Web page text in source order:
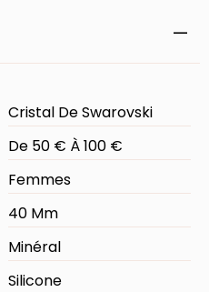
Cristal De Swarovski
De 50 € À 100 €
Femmes
40 Mm
Minéral
Silicone